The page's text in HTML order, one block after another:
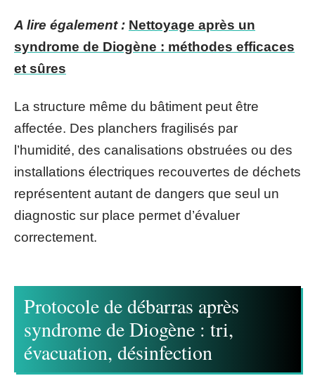
A lire également : Nettoyage après un
syndrome de Diogène : méthodes efficaces
et sûres
La structure même du bâtiment peut être
affectée. Des planchers fragilisés par
l’humidité, des canalisations obstruées ou des
installations électriques recouvertes de déchets
représentent autant de dangers que seul un
diagnostic sur place permet d’évaluer
correctement.
Protocole de débarras après
syndrome de Diogène : tri,
évacuation, désinfection